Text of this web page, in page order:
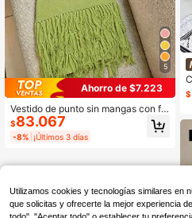
5
Ahorro de $7.223
Vestido de punto sin mangas con fle
cos para mujer, vestido de suéter de
ganchillo con dobladillo de flecos te
xturizados
$83.067
-8% ¡Últimos 3 días
$
Utilizamos cookies y tecnologías similares en
que solicitas y ofrecerte la mejor experiencia